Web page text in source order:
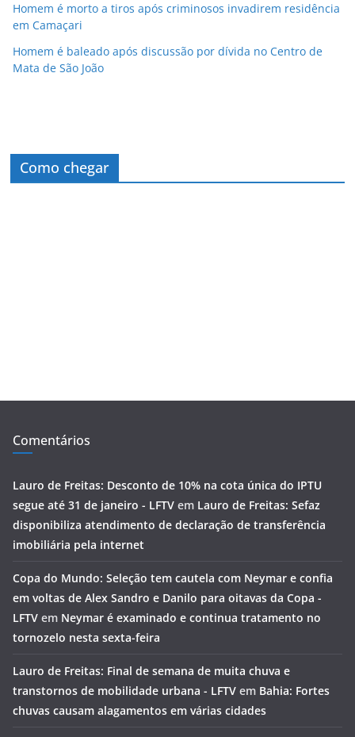
Homem é morto a tiros após criminosos invadirem residência
em Camaçari
Homem é baleado após discussão por dívida no Centro de
Mata de São João
Como chegar
Comentários
Lauro de Freitas: Desconto de 10% na cota única do IPTU
segue até 31 de janeiro - LFTV em Lauro de Freitas: Sefaz
disponibiliza atendimento de declaração de transferência
imobiliária pela internet
Copa do Mundo: Seleção tem cautela com Neymar e confia
em voltas de Alex Sandro e Danilo para oitavas da Copa -
LFTV em Neymar é examinado e continua tratamento no
tornozelo nesta sexta-feira
Lauro de Freitas: Final de semana de muita chuva e
transtornos de mobilidade urbana - LFTV em Bahia: Fortes
chuvas causam alagamentos em várias cidades